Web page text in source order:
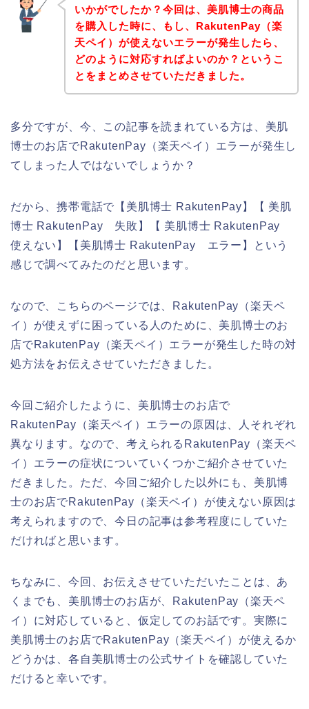
いかがでしたか？今回は、美肌博士の商品
を購入した時に、もし、RakutenPay（楽
天ペイ）が使えないエラーが発生したら、
どのように対応すればよいのか？というこ
とをまとめさせていただきました。
多分ですが、今、この記事を読まれている方は、美肌
博士のお店でRakutenPay（楽天ペイ）エラーが発生し
てしまった人ではないでしょうか？
だから、携帯電話で【美肌博士 RakutenPay】【 美肌
博士 RakutenPay 失敗】【 美肌博士 RakutenPay
使えない】【美肌博士 RakutenPay エラー】という
感じで調べてみたのだと思います。
なので、こちらのページでは、RakutenPay（楽天ペ
イ）が使えずに困っている人のために、美肌博士のお
店でRakutenPay（楽天ペイ）エラーが発生した時の対
処方法をお伝えさせていただきました。
今回ご紹介したように、美肌博士のお店で
RakutenPay（楽天ペイ）エラーの原因は、人それぞれ
異なります。なので、考えられるRakutenPay（楽天ペ
イ）エラーの症状についていくつかご紹介させていた
だきました。ただ、今回ご紹介した以外にも、美肌博
士のお店でRakutenPay（楽天ペイ）が使えない原因は
考えられますので、今日の記事は参考程度にしていた
だければと思います。
ちなみに、今回、お伝えさせていただいたことは、あ
くまでも、美肌博士のお店が、RakutenPay（楽天ペ
イ）に対応していると、仮定してのお話です。実際に
美肌博士のお店でRakutenPay（楽天ペイ）が使えるか
どうかは、各自美肌博士の公式サイトを確認していた
だけると幸いです。